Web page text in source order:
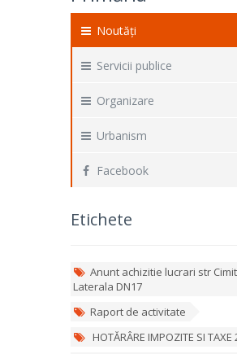
Noutăți
Servicii publice
Organizare
Urbanism
Facebook
Etichete
Anunt achizitie lucrari str
Laterala DN17
Raport de activitate
HOTĂRÂRE IMPOZITE SI TAXE